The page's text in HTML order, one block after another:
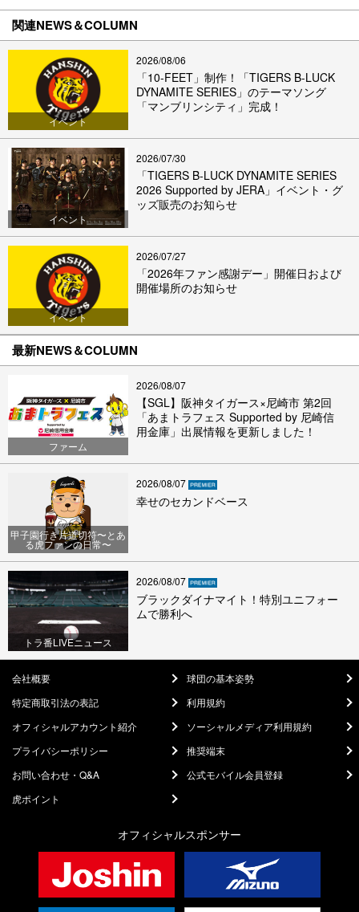
関連NEWS＆COLUMN
イベント
2026/08/06
「10-FEET」制作！「TIGERS B-LUCK
DYNAMITE SERIES」のテーマソング
「マンブリンシティ」完成！
イベント
2026/07/30
「TIGERS B-LUCK DYNAMITE SERIES
2026 Supported by JERA」イベント・グ
ッズ販売のお知らせ
イベント
2026/07/27
「2026年ファン感謝デー」開催日および
開催場所のお知らせ
最新NEWS＆COLUMN
ファーム
2026/08/07
【SGL】阪神タイガース×尼崎市 第2回
「あまトラフェス Supported by 尼崎信
用金庫」出展情報を更新しました！
甲子園行き片道切符〜とあ
る虎ファンの日常〜
2026/08/07
幸せのセカンドベース
トラ番LIVEニュース
2026/08/07
ブラックダイナマイト！特別ユニフォー
ムで勝利へ
会社概要
球団の基本姿勢
特定商取引法の表記
利用規約
オフィシャルアカウント紹介
ソーシャルメディア利用規約
プライバシーポリシー
推奨端末
お問い合わせ・Q&A
公式モバイル会員登録
虎ポイント
オフィシャルスポンサー